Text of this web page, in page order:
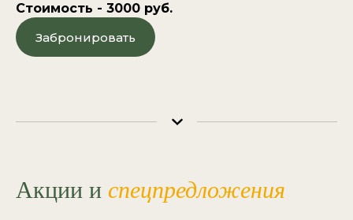
Стоимость - 3000 руб.
Забронировать
Акции и спецпредложения